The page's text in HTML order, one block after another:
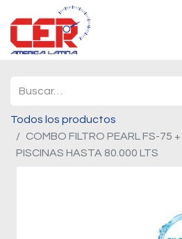
Todos los productos
COMBO FILTRO PEARL FS-75
PISCINAS HASTA 80.000 LTS